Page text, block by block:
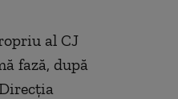
al CJ
fază, după